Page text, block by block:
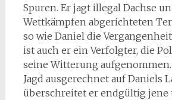
Spuren. Er jagt illegal Dachse
Wettkämpfen abgerichteten
so wie Daniel die
ist auch er ein Verfolgter, die
seine Witterung
Jagd ausgerechnet auf Daniels
überschreitet er endgültig jene